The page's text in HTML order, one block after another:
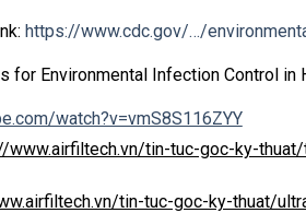
https://www.cdc.gov/…/
for Environmental Infection Control in
watch?v=vmS8S116ZYY
www.airfiltech.vn/tin-tuc-goc-ky-
tin-tuc-goc-ky-thuat/